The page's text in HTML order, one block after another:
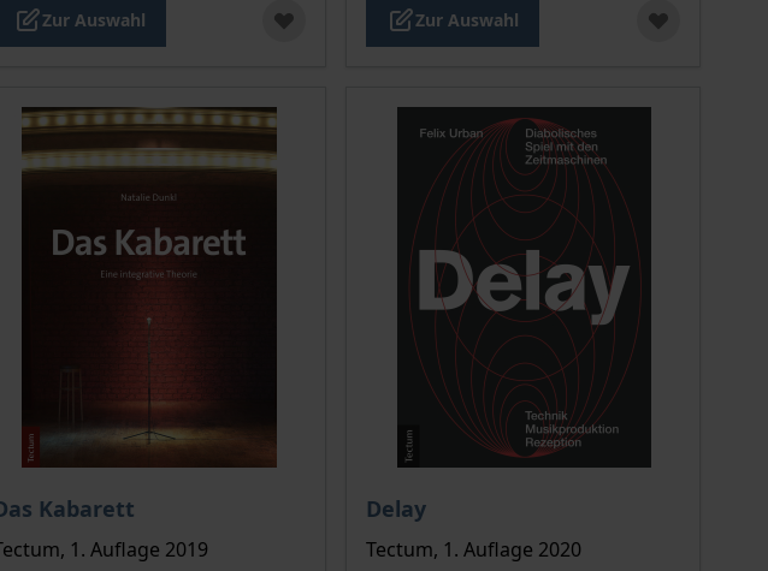
Zur Auswahl Zur Auswahl
gewählten Produktoption auf der Produktdetailseite
Kabarett
Preis dieses Titels richtet sich nach der gewählten Produktoption auf der
1. Auflage 2019
Delay
Der Preis dieses Titels richtet sich nach
Tectum, 1. Auflage 2020